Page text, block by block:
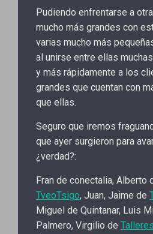
Pudiendo enfrentarse a
mucho más grandes con
varias mucho más
al unirse entre ellas
y más rápidamente a los
grandes que cuentan con
que ellas.
Seguro que iremos
que ayer surgieron para
¿verdad?:
Fran de conectalia, Alberto
TveoTsigo, Juan, Jaime de
Miguel de Quintanar, Luis
Palmero, Virgilio de